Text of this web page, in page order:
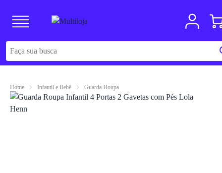
Home Infantil e Bebê Guarda-Roupa